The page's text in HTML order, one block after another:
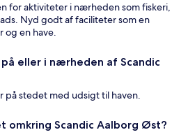
for aktiviteter i nærheden som fiskeri,
Nyd godt af faciliteter som en
og en have.
eller i nærheden af Scandic
på stedet med udsigt til haven.
omkring Scandic Aalborg Øst?